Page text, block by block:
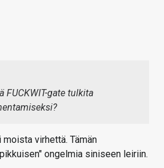
FUCKWIT-gate tulkita
virhettä. Tämän
ongelmia siniseen leiriin.